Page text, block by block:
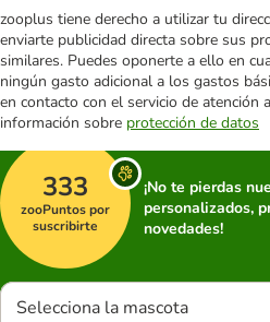
zooplus tiene derecho a utilizar tu
enviarte publicidad directa sobre sus
similares. Puedes oponerte a ello en
ningún gasto adicional a los gastos
en contacto con el servicio de atención
información sobre protección de datos
333
zooPuntos por
suscribirte
¡No te pierdas
personalizados,
novedades!
Selecciona la mascota